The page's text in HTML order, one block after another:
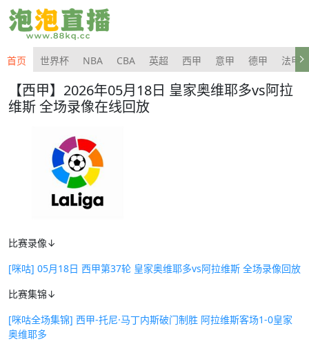
首页 世界杯 NBA CBA 英超 西甲 意甲 德甲 法甲
【西甲】2026年05月18日 皇家奥维耶多vs阿拉
维斯 全场录像在线回放
比赛录像↓
[咪咕] 05月18日 西甲第37轮 皇家奥维耶多vs阿拉维斯 全场录像回放
比赛集锦↓
[咪咕全场集锦] 西甲-托尼·马丁内斯破门制胜 阿拉维斯客场1-0皇家
奥维耶多